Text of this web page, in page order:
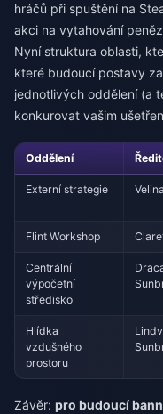
hráčů při spuštění na
akci na vytahování
Nyní struktura oblasti,
které budoucí postavy
jednotlivých oddělení (a
konkurovat vašim
Oddělení
Externí strategie
Flint Workshop
Centrální
výpočetní
středisko
Hlídka
vzdušného
prostoru
Závěr: pro budoucí